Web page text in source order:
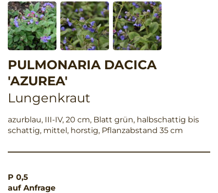
PULMONARIA DACICA
'AZUREA'
Lungenkraut
azurblau, III-IV, 20 cm, Blatt grün, halbschattig bis
schattig, mittel, horstig, Pflanzabstand 35 cm
P 0,5
auf Anfrage